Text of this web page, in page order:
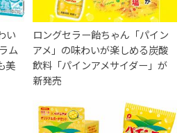
い
ム
美
ロングセラー飴ちゃん「パイン
アメ」の味わいが楽しめる炭酸
飲料「パインアメサイダー」が
新発売